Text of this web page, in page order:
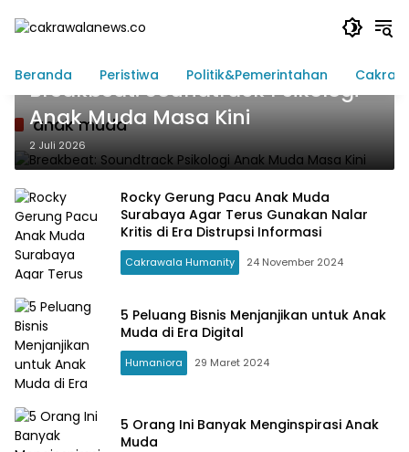
Beranda
Peristiwa Politik&Pemerintahan
anak muda
Breakbeat: Soundtrack Psikologi
Anak Muda Masa Kini
2 Juli 2026
Rocky Gerung Pacu Anak Muda
Surabaya Agar Terus Gunakan Nalar
Kritis di Era Distrupsi Informasi
Cakrawala Humanity 24 November 2024
5 Peluang Bisnis Menjanjikan untuk Anak
Muda di Era Digital
Humaniora 29 Maret 2024
5 Orang Ini Banyak Menginspirasi Anak
Muda